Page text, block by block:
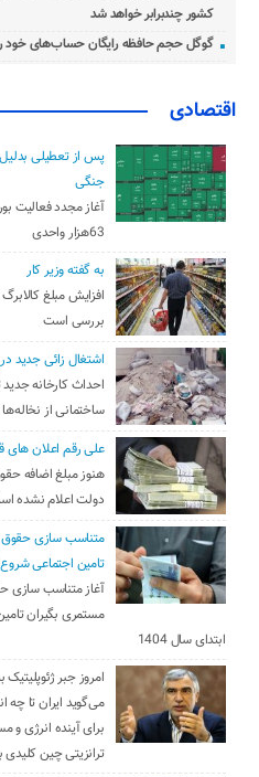
کشور چندبرابر خواهد شد
گوگل حجم حافظه رایگان حساب‌های خود
اقتصادی
پس از تعطیلی
جنگی
آغاز مجدد فعالیت
63هزار واحدی
به گفته وزیر کار
افزایش مبلغ
بررسی است
اشتغال زائی جدید
احداث کارخانه جدید
ساختمانی از
علی رقم اعلان های
هنوز مبلغ اضافه
دولت اعلام نشده
متناسب سازی حقوق
تامین اجتماعی
آغاز متناسب سازی
مستمری بگیران
ابتدای سال 1404
امروز جبر
می‌گوید ایران تا چه
برای آینده انرژی و
ترانزیتی چین کلیدی